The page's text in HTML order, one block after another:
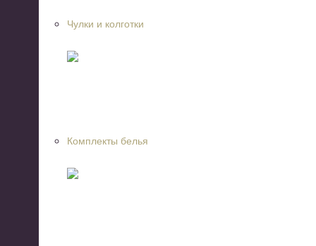
Чулки и колготки
Комплекты белья